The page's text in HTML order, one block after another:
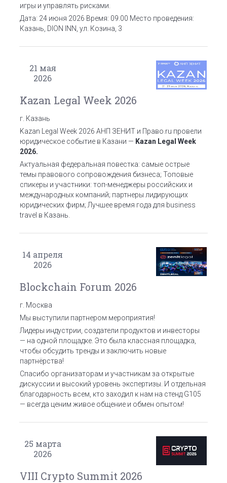
игры и управлять рисками.
Дата: 24 июня 2026 Время: 09:00 Место проведения:
Казань, DION INN, ул. Козина, 3
21 мая
2026
Kazan Legal Week 2026
г. Казань
Kazan Legal Week 2026 АНП ЗЕНИТ и Право.ru провели
юридическое событие в Казани — Kazan Legal Week
2026.
Актуальная федеральная повестка: самые острые
темы правового сопровождения бизнеса; Топовые
спикеры и участники: топ-менеджеры российских и
международных компаний; партнеры лидирующих
юридических фирм; Лучшее время года для business
travel в Казань.
14 апреля
2026
Blockchain Forum 2026
г. Москва
Мы выступили партнером мероприятия!
Лидеры индустрии, создатели продуктов и инвесторы
— на одной площадке. Это была классная площадка,
чтобы обсудить тренды и заключить новые
партнёрства!
Спасибо организаторам и участникам за открытые
дискуссии и высокий уровень экспертизы. И отдельная
благодарность всем, кто заходил к нам на стенд G105
— всегда ценим живое общение и обмен опытом!
25 марта
2026
VIII Crypto Summit 2026